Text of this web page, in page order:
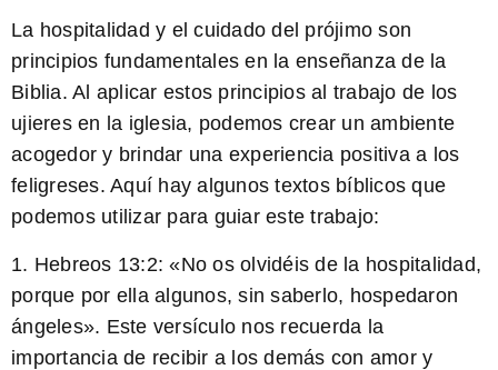
La hospitalidad y el cuidado del prójimo son
principios fundamentales en la enseñanza de la
Biblia. Al aplicar estos principios al trabajo de los
ujieres en la iglesia, podemos crear un ambiente
acogedor y brindar una experiencia positiva a los
feligreses. Aquí hay algunos textos bíblicos que
podemos utilizar para guiar este trabajo:
1. Hebreos 13:2: «No os olvidéis de la hospitalidad,
porque por ella algunos, sin saberlo, hospedaron
ángeles». Este versículo nos recuerda la
importancia de recibir a los demás con amor y